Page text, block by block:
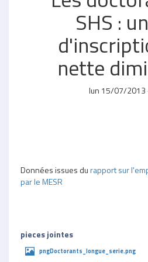
SHS :
nette
lun 15/07/2013
Données issues durapport sur
par le MESR
pieces jointes
pngDoctorants_longue_serie.png